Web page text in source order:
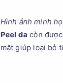
Hình ảnh minh
Peel da còn
mặt giúp loại bỏ